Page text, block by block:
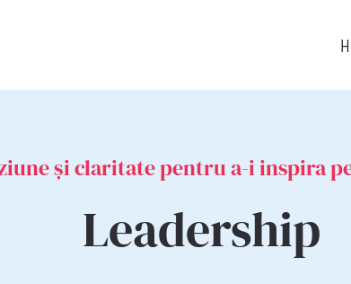
și claritate pentru a-i inspira
Leadership